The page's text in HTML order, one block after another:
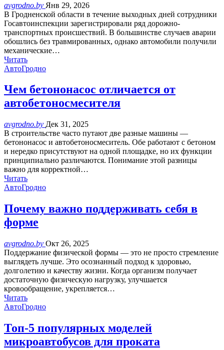
avgrodno.by Янв 29, 2026
В Гродненской области в течение выходных дней сотрудники
Госавтоинспекции зарегистрировали ряд дорожно-
транспортных происшествий. В большинстве случаев аварии
обошлись без травмированных, однако автомобили получили
механические…
Читать
АвтоГродно
Чем бетононасос отличается от
автобетоносмесителя
avgrodno.by Дек 31, 2025
В строительстве часто путают две разные машины —
бетононасос и автобетоносмеситель. Обе работают с бетоном
и нередко присутствуют на одной площадке, но их функции
принципиально различаются. Понимание этой разницы
важно для корректной…
Читать
АвтоГродно
Почему важно поддерживать себя в
форме
avgrodno.by Окт 26, 2025
Поддержание физической формы — это не просто стремление
выглядеть лучше. Это осознанный подход к здоровью,
долголетию и качеству жизни. Когда организм получает
достаточную физическую нагрузку, улучшается
кровообращение, укрепляется…
Читать
АвтоГродно
Топ-5 популярных моделей
микроавтобусов для проката